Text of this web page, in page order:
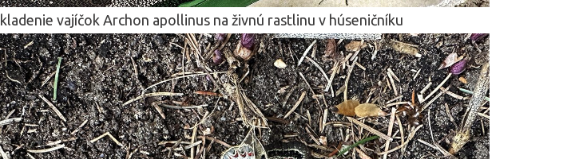
kladenie vajíčok Archon apollinus na živnú rastlinu v húseničníku